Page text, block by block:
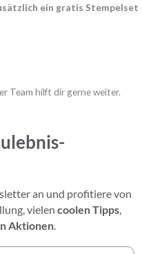
ein gratis Stempelset
Team hilft dir gerne weiter.
an und profitiere von
vielen coolen Tipps,
Aktionen.